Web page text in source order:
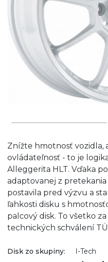
Znížte hmotnosť vozidla,
ovládateľnosť - to je
Alleggerita HLT. Vďaka
adaptovanej z pretekania
postavila pred výzvu a
ľahkosti disku s
palcový disk. To všetko
technických schválení
Disk zo skupiny:
I-Tech